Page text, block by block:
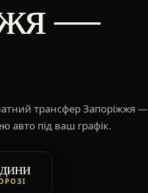
—
трансфер Запоріжжя —
авто під ваш графік.